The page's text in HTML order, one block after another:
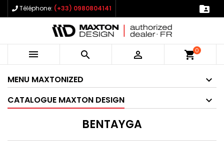
Téléphone: (+33) 0980804141 
   shopping_cart0
MENU MAXTONIZED
CATALOGUE MAXTON DESIGN
BENTAYGA